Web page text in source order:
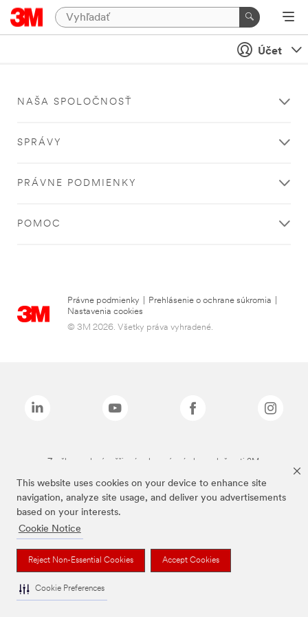
This website uses cookies on your device to enhance site
navigation, analyze site usage, and deliver you advertisements
based on your interests.
Cookie Notice
Reject Non-Essential Cookies Accept Cookies
Cookie Preferences
Účet
NAŠA SPOLOČNOSŤ
SPRÁVY
PRÁVNE PODMIENKY
POMOC
Právne podmienky Prehlásenie o ochrane súkromia
Nastavenia cookies
© 3M 2026. Všetky práva vyhradené.
Značky uvedené vyššie sú ochranné známky spoločnosti 3M.